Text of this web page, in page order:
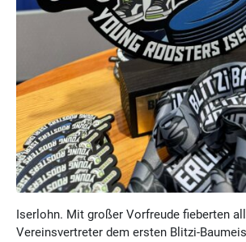
Iserlohn. Mit großer Vorfreude fieberten
Vereinsvertreter dem ersten Blitzi-